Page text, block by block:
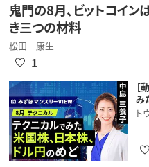
鬼門の8月、ビットコイ
き三つの材料
松田 康生
1
［
み
ト